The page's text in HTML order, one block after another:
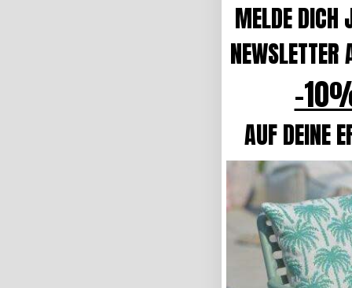
MELDE DICH
NEWSLETTER
-
AUF DEINE